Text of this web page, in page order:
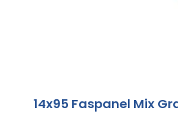
14x95 Faspanel Mix